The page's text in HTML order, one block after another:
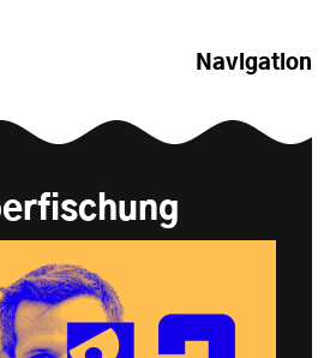
Navigation